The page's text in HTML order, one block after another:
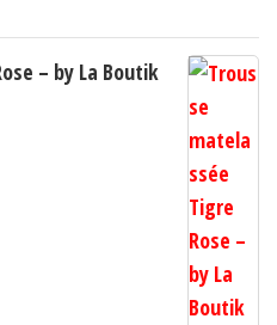
– by La Boutik